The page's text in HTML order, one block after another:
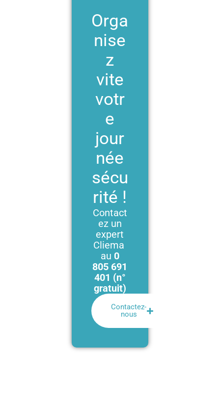
Orga
nise
z
vite
votr
e
jour
née
sécu
rité !
Contact
ez un
expert
Cliema
au 0
805 691
401 (n°
gratuit)
Contactez-
nous